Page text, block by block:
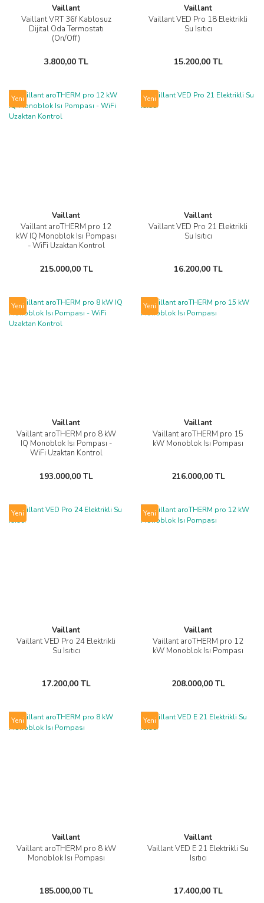
Vaillant
Vaillant VRT 36f Kablosuz
Dijital Oda Termostatı
(On/Off)
3.800,00 TL
Vaillant
Vaillant VED Pro 18 Elektrikli
Su Isıtıcı
15.200,00 TL
Yeni
Vaillant
Vaillant aroTHERM pro 12
kW IQ Monoblok Isı Pompası
- WiFi Uzaktan Kontrol
215.000,00 TL
Yeni
Vaillant
Vaillant VED Pro 21 Elektrikli
Su Isıtıcı
16.200,00 TL
Yeni
Vaillant
Vaillant aroTHERM pro 8 kW
IQ Monoblok Isı Pompası -
WiFi Uzaktan Kontrol
193.000,00 TL
Yeni
Vaillant
Vaillant aroTHERM pro 15
kW Monoblok Isı Pompası
216.000,00 TL
Yeni
Vaillant
Vaillant VED Pro 24 Elektrikli
Su Isıtıcı
17.200,00 TL
Yeni
Vaillant
Vaillant aroTHERM pro 12
kW Monoblok Isı Pompası
208.000,00 TL
Yeni
Vaillant
Vaillant aroTHERM pro 8 kW
Monoblok Isı Pompası
185.000,00 TL
Yeni
Vaillant
Vaillant VED E 21 Elektrikli Su
Isıtıcı
17.400,00 TL